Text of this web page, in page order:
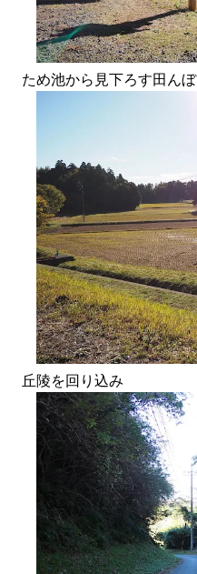
ため池から見下ろす田んぼ
丘陵を回り込み